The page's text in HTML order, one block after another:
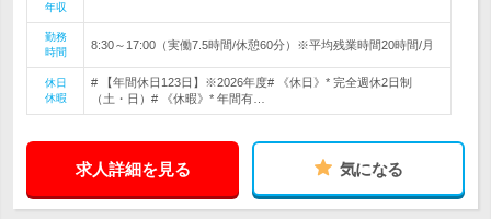
年収
勤務
時間
8:30～17:00（実働7.5時間/休憩60分）※平均残業時間20時間/月
休日
休暇
# 【年間休日123日】※2026年度# 《休日》* 完全週休2日制
（土・日）# 《休暇》* 年間有…
求人詳細を見る 気になる